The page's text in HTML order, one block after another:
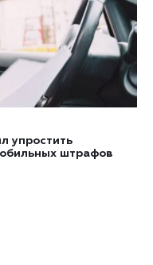
упростить
штрафов